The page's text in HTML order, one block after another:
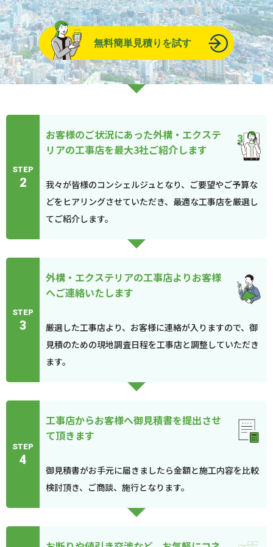
無料簡単見積りを試す
STEP
2
お客様のご状況にあった外構・エクステ
リアの工事店を最大3社ご紹介します
我々が皆様のコンシェルジュとなり、ご要望やご予算な
どをヒアリングさせていただき、最適な工事店を厳選し
てご紹介します。
STEP
3
外構・エクステリアの工事店よりお客様
へご連絡いたします
厳選した工事店より、お客様に連絡が入りますので、御
見積のための現地調査日程を工事店と調整していただき
ます。
STEP
4
工事店からお客様へ御見積書を提出させ
て頂きます
御見積書がお手元に届きましたら金額と施工内容を比較
検討頂き、ご商談、施行となります。